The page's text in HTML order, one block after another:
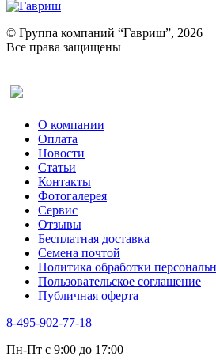
© Группа компаний “Гавриш”, 2026
Все права защищены
О компании
Оплата
Новости
Статьи
Контакты
Фотогалерея​
Сервис
Отзывы
Бесплатная доставка
Семена почтой
Политика обработки
Пользовательское соглашение
Публичная оферта
8-495-902-77-18
Пн-Пт с 9:00 до 17:00